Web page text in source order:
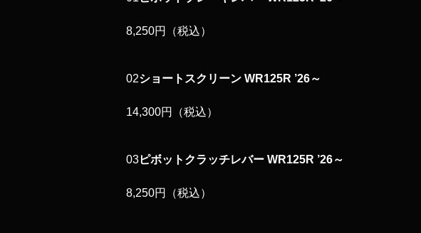
8,250円 （税込）
02ショートスクリーン WR125R ’26～
14,300円 （税込）
03ピボットクラッチレバー WR125R ’26～
8,250円 （税込）